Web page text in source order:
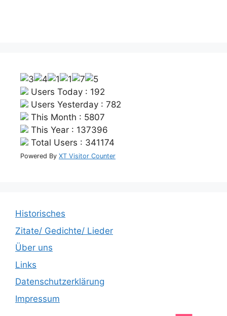
Users Today : 192
Users Yesterday : 782
This Month : 5807
This Year : 137396
Total Users : 341174
Powered By XT Visitor Counter
Historisches
Zitate/ Gedichte/ Lieder
Über uns
Links
Datenschutzerklärung
Impressum